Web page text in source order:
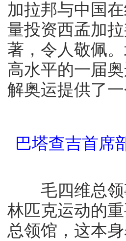
加拉邦与中国
量投资西孟加
著，令人敬佩
高水平的一届
解奥运提供了
巴塔查
毛四维总领
林匹克运动的
总领馆，这本